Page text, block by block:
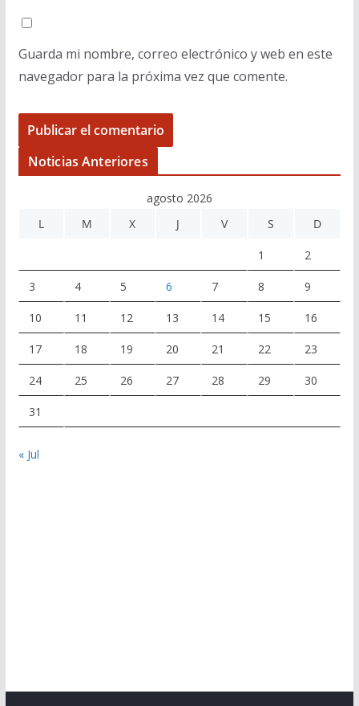
Guarda mi nombre, correo electrónico y web en este
navegador para la próxima vez que comente.
Noticias Anteriores
agosto 2026
L
M X J V S D
1 2
3 4 5 6 7 8 9
10 11 12 13 14 15 16
17 18 19 20 21 22 23
24 25 26 27 28 29 30
31
« Jul